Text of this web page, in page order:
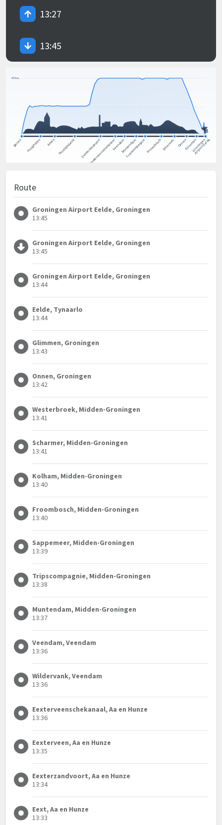
13:27
13:45
Route
Groningen Airport Eelde, Groningen
13:45
Groningen Airport Eelde, Groningen
13:45
Groningen Airport Eelde, Groningen
13:44
Eelde, Tynaarlo
13:44
Glimmen, Groningen
13:43
Onnen, Groningen
13:42
Westerbroek, Midden-Groningen
13:41
Scharmer, Midden-Groningen
13:41
Kolham, Midden-Groningen
13:40
Froombosch, Midden-Groningen
13:40
Sappemeer, Midden-Groningen
13:39
Tripscompagnie, Midden-Groningen
13:38
Muntendam, Midden-Groningen
13:37
Veendam, Veendam
13:36
Wildervank, Veendam
13:36
Eexterveenschekanaal, Aa en Hunze
13:36
Eexterveen, Aa en Hunze
13:35
Eexterzandvoort, Aa en Hunze
13:34
Eext, Aa en Hunze
13:33